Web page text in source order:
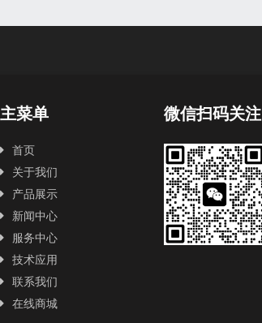
主菜单
首页
关于我们
产品展示
新闻中心
服务中心
技术应用
联系我们
在线商城
微信扫码关注